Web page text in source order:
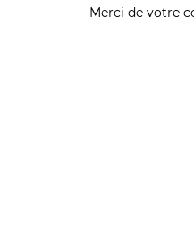
Merci de votre